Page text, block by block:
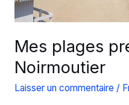
Mes plages
Noirmoutier
Laisser un commentaire /